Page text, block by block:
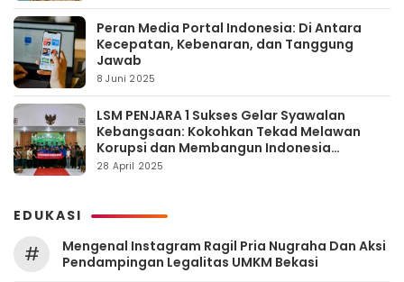
Peran Media Portal Indonesia: Di Antara
Kecepatan, Kebenaran, dan Tanggung
Jawab
8 Juni 2025
LSM PENJARA 1 Sukses Gelar Syawalan
Kebangsaan: Kokohkan Tekad Melawan
Korupsi dan Membangun Indonesia
Berintegritas
28 April 2025
EDUKASI
#
Mengenal Instagram Ragil Pria Nugraha Dan Aksi
Pendampingan Legalitas UMKM Bekasi